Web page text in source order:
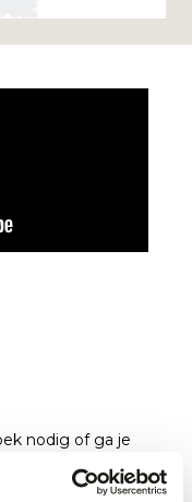
nodig of ga je
je namelijk uit
en